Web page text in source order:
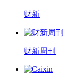
财新
财新周刊